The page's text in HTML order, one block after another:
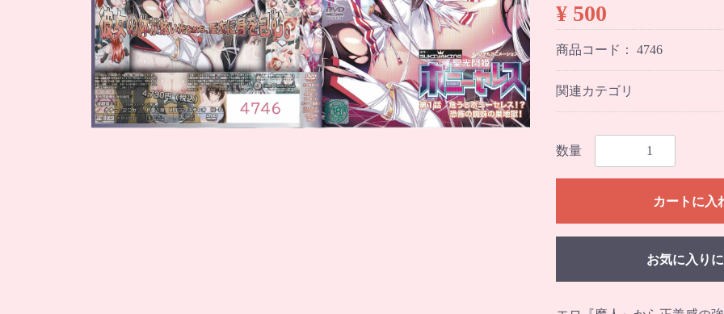
¥ 500
商品コード： 4746
関連カテゴリ
数量
カートに入
お気に入り